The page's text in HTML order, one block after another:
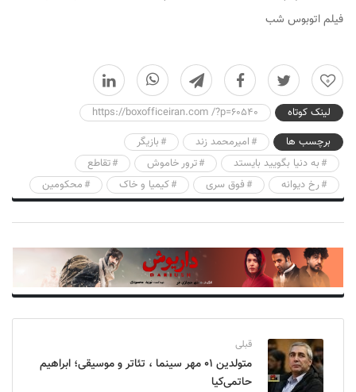
فیلم اتوبوس شب
0
لینک کوتاه
https://boxofficeiran.com /?p=60540
برچسب ها
امیرمحمد زند
بازیگر
به دنیا بگویید بایستد
ترور خاموش
تقاطع
رخ دیوانه
فوق سری کیمیا و خاک محکومین
قبلی
متولدین ۰۱ مهر سینما ، تئاتر و موسیقی؛ ابراهیم
حاتمی‌کیا